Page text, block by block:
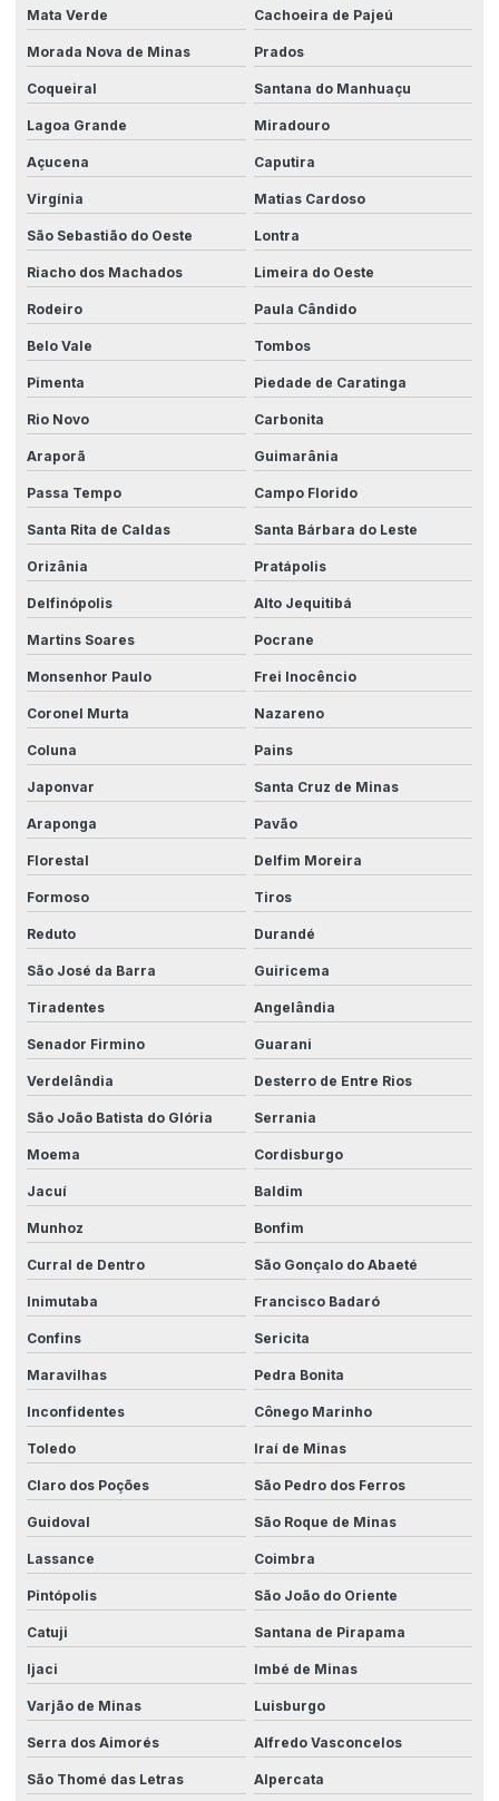
Mata Verde Cachoeira de Pajeú
Morada Nova de Minas Prados
Coqueiral Santana do Manhuaçu
Lagoa Grande Miradouro
Açucena Caputira
Virgínia Matias Cardoso
São Sebastião do Oeste Lontra
Riacho dos Machados Limeira do Oeste
Rodeiro Paula Cândido
Belo Vale Tombos
Pimenta Piedade de Caratinga
Rio Novo Carbonita
Araporã Guimarânia
Passa Tempo Campo Florido
Santa Rita de Caldas Santa Bárbara do Leste
Orizânia Pratápolis
Delfinópolis Alto Jequitibá
Martins Soares Pocrane
Monsenhor Paulo Frei Inocêncio
Coronel Murta Nazareno
Coluna Pains
Japonvar Santa Cruz de Minas
Araponga Pavão
Florestal Delfim Moreira
Formoso Tiros
Reduto Durandé
São José da Barra Guiricema
Tiradentes Angelândia
Senador Firmino Guarani
Verdelândia Desterro de Entre Rios
São João Batista do Glória Serrania
Moema Cordisburgo
Jacuí Baldim
Munhoz Bonfim
Curral de Dentro São Gonçalo do Abaeté
Inimutaba Francisco Badaró
Confins Sericita
Maravilhas Pedra Bonita
Inconfidentes Cônego Marinho
Toledo Iraí de Minas
Claro dos Poções São Pedro dos Ferros
Guidoval São Roque de Minas
Lassance Coimbra
Pintópolis São João do Oriente
Catuji Santana de Pirapama
Ijaci Imbé de Minas
Varjão de Minas Luisburgo
Serra dos Aimorés Alfredo Vasconcelos
São Thomé das Letras Alpercata